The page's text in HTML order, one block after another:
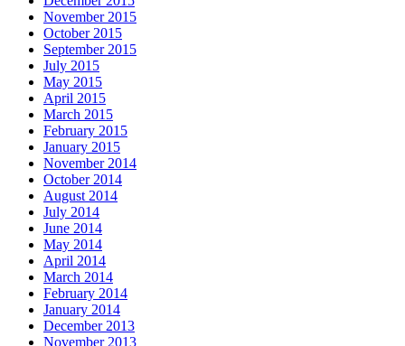
November 2015
October 2015
September 2015
July 2015
May 2015
April 2015
March 2015
February 2015
January 2015
November 2014
October 2014
August 2014
July 2014
June 2014
May 2014
April 2014
March 2014
February 2014
January 2014
December 2013
November 2013